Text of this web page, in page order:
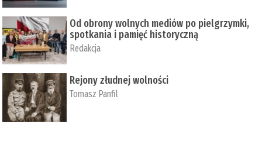
Od obrony wolnych mediów po pielgrzymki,
spotkania i pamięć historyczną
Redakcja
Rejony złudnej wolności
Tomasz Panfil